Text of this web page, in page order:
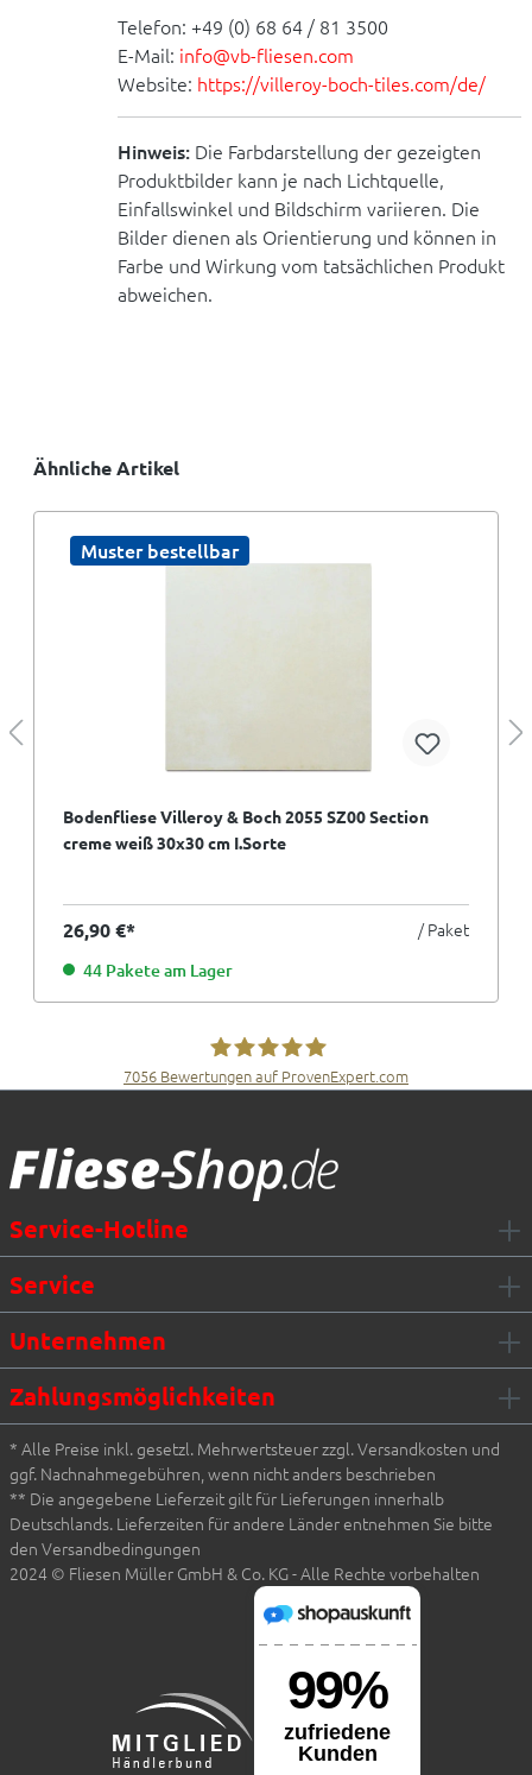
Telefon: +49 (0) 68 64 / 81 3500
E-Mail: info@vb-fliesen.com
Website: https://villeroy-boch-tiles.com/de/
Hinweis: Die Farbdarstellung der gezeigten
Produktbilder kann je nach Lichtquelle,
Einfallswinkel und Bildschirm variieren. Die
Bilder dienen als Orientierung und können in
Farbe und Wirkung vom tatsächlichen Produkt
abweichen.
Ähnliche Artikel
Muster bestellbar
Bodenfliese Villeroy & Boch 2055 SZ00 Section
creme weiß 30x30 cm I.Sorte
26,90 €* / Paket
44 Pakete am Lager
7056 Bewertungen auf ProvenExpert.com
Service-Hotline
Service
Unternehmen
Zahlungsmöglichkeiten
* Alle Preise inkl. gesetzl. Mehrwertsteuer zzgl. Versandkosten und
ggf. Nachnahmegebühren, wenn nicht anders beschrieben
** Die angegebene Lieferzeit gilt für Lieferungen innerhalb
Deutschlands. Lieferzeiten für andere Länder entnehmen Sie bitte
den Versandbedingungen
2024 © Fliesen Müller GmbH & Co. KG - Alle Rechte vorbehalten